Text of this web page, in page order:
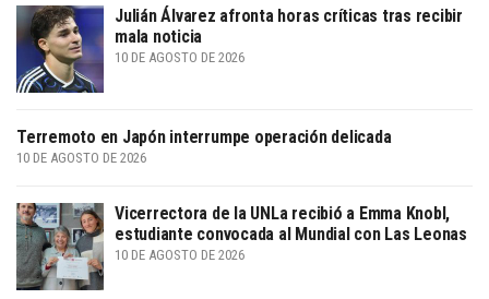
Julián Álvarez afronta horas críticas tras recibir
mala noticia
10 DE AGOSTO DE 2026
Terremoto en Japón interrumpe operación delicada
10 DE AGOSTO DE 2026
Vicerrectora de la UNLa recibió a Emma Knobl,
estudiante convocada al Mundial con Las Leonas
10 DE AGOSTO DE 2026